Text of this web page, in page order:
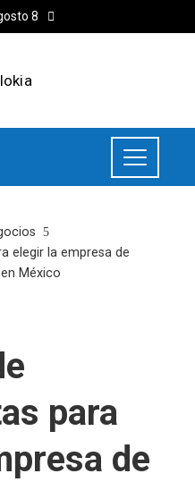
8
elegir la empresa de
México
para
de